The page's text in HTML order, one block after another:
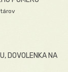
DOVOLENKA NA